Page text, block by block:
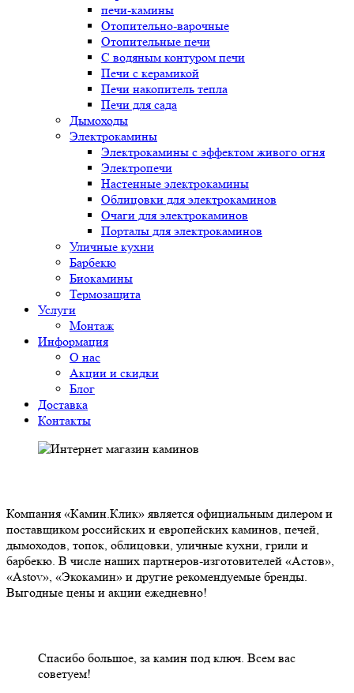
печи-камины
Отопительно-варочные
Отопительные печи
С водяным контуром печи
Печи с керамикой
Печи накопитель тепла
Печи для сада
Дымоходы
Электрокамины
Электрокамины с эффектом живого огня
Электропечи
Настенные электрокамины
Облицовки для электрокаминов
Очаги для электрокаминов
Порталы для электрокаминов
Уличные кухни
Барбекю
Биокамины
Термозащита
Услуги
Монтаж
Информация
О нас
Акции и скидки
Блог
Доставка
Контакты
Компания «Камин.Клик» является официальным дилером и
поставщиком российских и европейских каминов, печей,
дымоходов, топок, облицовки, уличные кухни, грили и
барбекю. В числе наших партнеров-изготовителей «Астов»,
«Astov», «Экокамин» и другие рекомендуемые бренды.
Выгодные цены и акции ежедневно!
Спасибо большое, за камин под ключ. Всем вас
советуем!